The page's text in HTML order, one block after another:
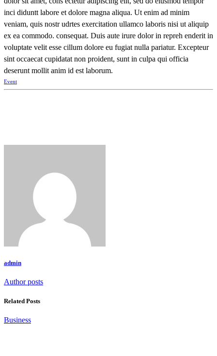
inci diduntt labore et dolore magna aliqua. Ut enim ad minim
veniam, quis nostr udrtes exercitation ullamco laboris nisi ut aliquip
ex ea commodo. consequat. Duis aute irure dolor in repreh enderit in
voluptate velit esse cillum dolore eu fugiat nulla pariatur. Excepteur
sint occaecat cupidatat non proident, sunt in culpa qui officia
deserunt mollit anim id est laborum.
Event
admin
Author posts
Related Posts
Business